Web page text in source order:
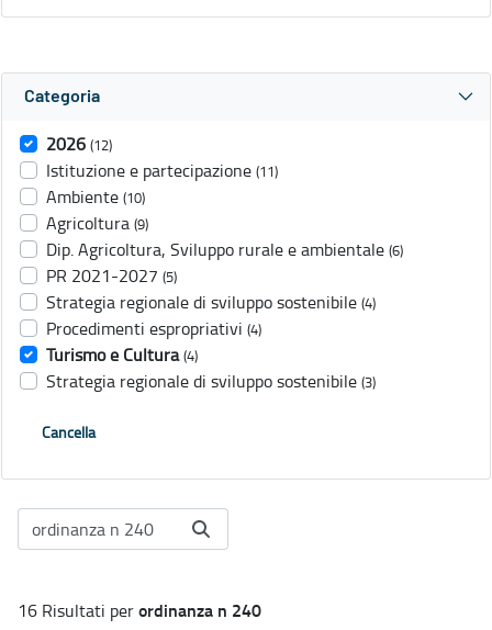
Categoria
2026 (12)
Istituzione e partecipazione (11)
Ambiente (10)
Agricoltura (9)
Dip. Agricoltura, Sviluppo rurale e ambientale (6)
PR 2021-2027 (5)
Strategia regionale di sviluppo sostenibile (4)
Procedimenti espropriativi (4)
Turismo e Cultura (4)
Strategia regionale di sviluppo sostenibile (3)
Cancella
16 Risultati perordinanza n 240